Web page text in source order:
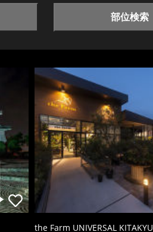
部位検索
the Farm UNIVERSAL